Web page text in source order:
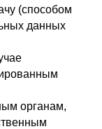
(способом
данных
органам,